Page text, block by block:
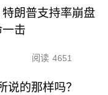
朗普支持率崩盘
击
阅读 4651
说的那样吗？